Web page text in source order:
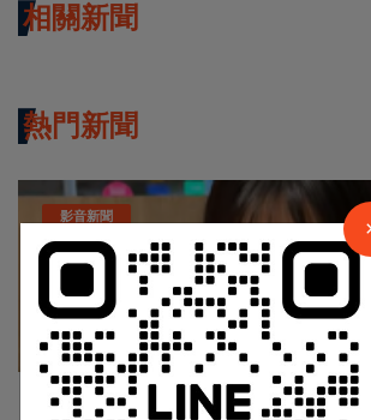
相關新聞
熱門新聞
影音新聞
Nov 19 2025 1047
請加入LINE好友
中 華 超 傳 媒
Https://reurl.cc/